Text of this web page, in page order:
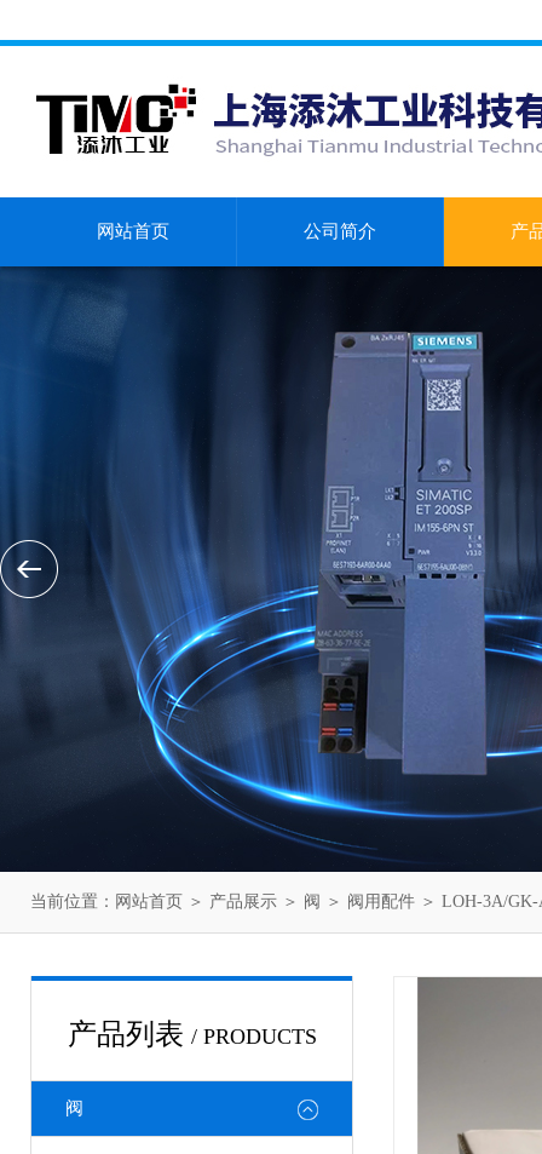
网站首页 公司简介 产
当前位置： 网站首页 ＞ 产品展示 ＞ 阀 ＞ 阀用配件 ＞ LOH-3A/
产品列表 / PRODUCTS
阀